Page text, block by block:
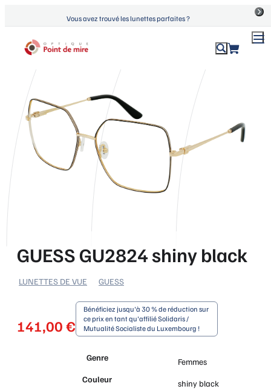
au
Vous avez trouvé les lunettes parfaites ?
Optique Point de Mire
Lunettes de vue et de soleil
ACCUEIL
GUESS GU2824 shiny black
LUNETTES DE VUE GUESS
141,00 €
Bénéficiez jusqu'à 30 % de réduction sur
ce prix en tant qu'affilié Solidaris /
Mutualité Socialiste du Luxembourg !
Genre
Femmes
Couleur
shiny black